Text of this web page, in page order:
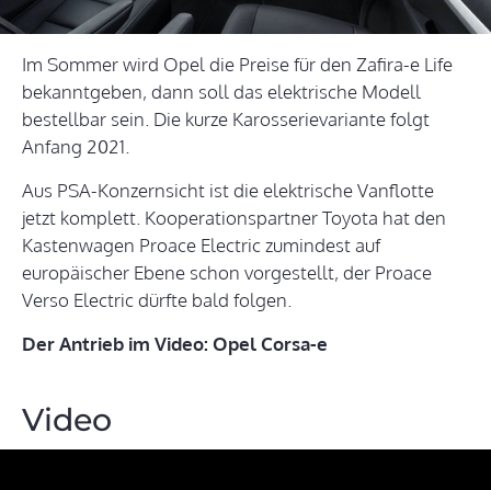
Im Sommer wird Opel die Preise für den Zafira-e Life
bekanntgeben, dann soll das elektrische Modell
bestellbar sein. Die kurze Karosserievariante folgt
Anfang 2021.
Aus PSA-Konzernsicht ist die elektrische Vanflotte
jetzt komplett. Kooperationspartner Toyota hat den
Kastenwagen Proace Electric zumindest auf
europäischer Ebene schon vorgestellt, der Proace
Verso Electric dürfte bald folgen.
Der Antrieb im Video: Opel Corsa-e
Video